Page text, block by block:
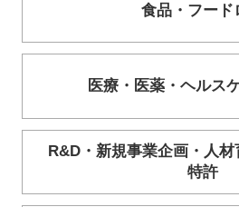
食品・ フード
医療・ 医薬・ ヘルス
R&D・ 新規事業企画・ 人材
特許